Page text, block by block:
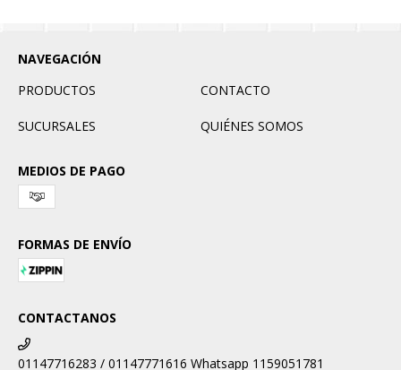
NAVEGACIÓN
PRODUCTOS
CONTACTO
SUCURSALES QUIÉNES SOMOS
MEDIOS DE PAGO
FORMAS DE ENVÍO
CONTACTANOS
01147716283 / 01147771616 Whatsapp 1159051781